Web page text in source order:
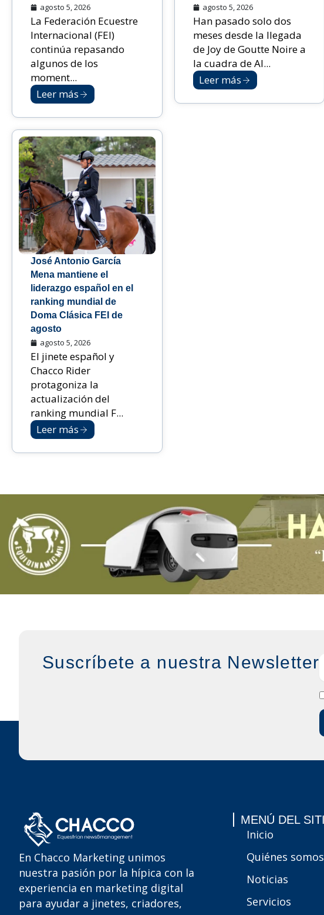
agosto 5, 2026
La Federación Ecuestre
Internacional (FEI)
continúa repasando
algunos de los
moment...
Leer más
agosto 5, 2026
Han pasado solo dos
meses desde la llegada
de Joy de Goutte Noire a
la cuadra de Al...
Leer más
José Antonio García
Mena mantiene el
liderazgo español en el
ranking mundial de
Doma Clásica FEI de
agosto
agosto 5, 2026
El jinete español y
Chacco Rider
protagoniza la
actualización del
ranking mundial F...
Leer más
Suscríbete a nuestra Newsletter
En Chacco Marketing unimos
nuestra pasión por la hípica con la
experiencia en marketing digital
para ayudar a jinetes, criadores,
MENÚ DEL
Inicio
Quiénes somos
Noticias
Servicios